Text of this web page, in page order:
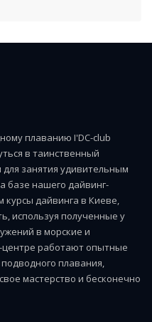
плаванию I'DC-club
в таинственный
занятия удивительным
базе нашего дайвинг-
курсы дайвинга в Киеве,
используя полученные у
в морские и
центре работают опытные
плавания,
мастерство и бесконечно